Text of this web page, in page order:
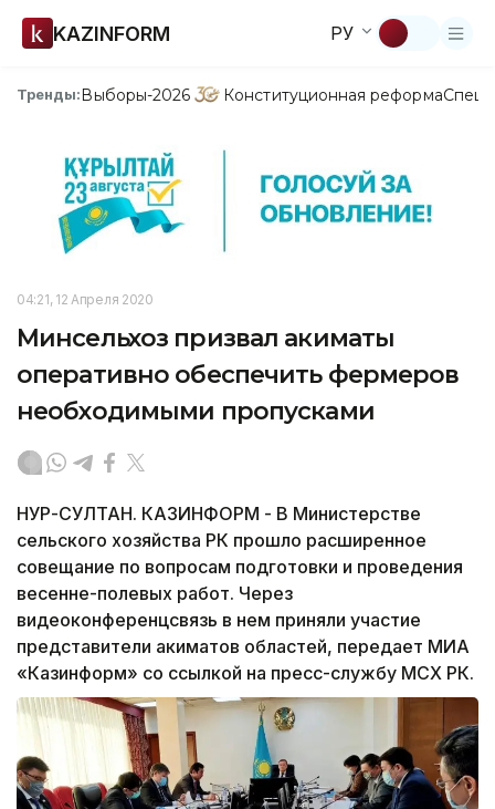
KAZINFORM РУ
Тренды:Выборы-2026 Конституционная реформа
04:21, 12 Апреля 2020
Минсельхоз призвал акиматы
оперативно обеспечить фермеров
необходимыми пропусками
НУР-СУЛТАН. КАЗИНФОРМ - В Министерстве
сельского хозяйства РК прошло расширенное
совещание по вопросам подготовки и проведения
весенне-полевых работ. Через
видеоконференцсвязь в нем приняли участие
представители акиматов областей, передает МИА
«Казинформ» со ссылкой на пресс-службу МСХ РК.